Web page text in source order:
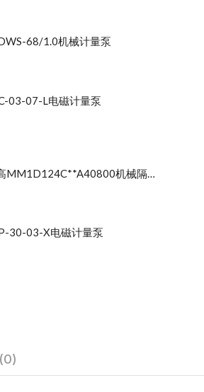
68/1.0机械计量泵
03-07-L电磁计量泵
30-03-X电磁计量泵